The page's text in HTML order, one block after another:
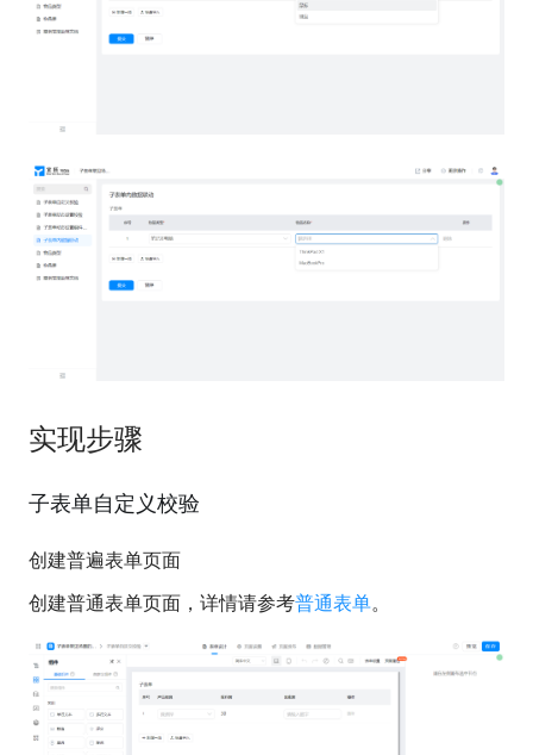
实现步骤
子表单自定义校验
创建普遍表单页面
创建普通表单页面，详情请参考普通表单。